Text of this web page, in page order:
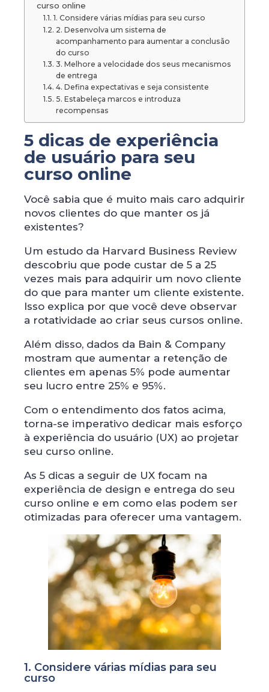
curso online
1. Considere várias mídias para seu curso
2. Desenvolva um sistema de
acompanhamento para aumentar a conclusão
do curso
3. Melhore a velocidade dos seus mecanismos
de entrega
4. Defina expectativas e seja consistente
5. Estabeleça marcos e introduza
recompensas
5 dicas de experiência
de usuário para seu
curso online
Você sabia que é muito mais caro adquirir
novos clientes do que manter os já
existentes?
Um estudo da Harvard Business Review
descobriu que pode custar de 5 a 25
vezes mais para adquirir um novo cliente
do que para manter um cliente existente.
Isso explica por que você deve observar
a rotatividade ao criar seus cursos online.
Além disso, dados da Bain & Company
mostram que aumentar a retenção de
clientes em apenas 5% pode aumentar
seu lucro entre 25% e 95%.
Com o entendimento dos fatos acima,
torna-se imperativo dedicar mais esforço
à experiência do usuário (UX) ao projetar
seu curso online.
As 5 dicas a seguir de UX focam na
experiência de design e entrega do seu
curso online e em como elas podem ser
otimizadas para oferecer uma vantagem.
1. Considere várias mídias para seu
curso